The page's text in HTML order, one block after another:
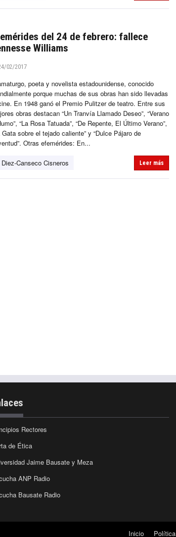
del 24 de febrero: fallece
Williams
02/2017
poeta y novelista estadounidense, conocido
porque muchas de sus obras han sido llevadas
En 1948 ganó el Premio Pulitzer de teatro. Entre sus
obras destacan “Un Tranvía Llamado Deseo”, “Verano
“La Rosa Tatuada”, “De Repente, El Último Verano”,
Gata sobre el tejado caliente” y “Dulce Pájaro de
Otras efemérides: En...
Canseco Cisneros Leer más
Rectores
de Ética
Jaime Bausate y Meza
ANP Radio
Bausate Radio
Inicio Política